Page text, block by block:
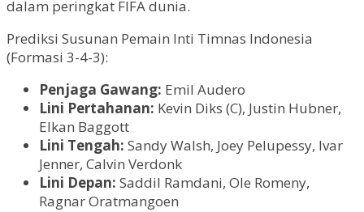
dalam peringkat FIFA dunia.
Prediksi Susunan Pemain Inti Timnas Indonesia
(Formasi 3-4-3):
Penjaga Gawang: Emil Audero
Lini Pertahanan: Kevin Diks (C), Justin Hubner,
Elkan Baggott
Lini Tengah: Sandy Walsh, Joey Pelupessy, Ivar
Jenner, Calvin Verdonk
Lini Depan: Saddil Ramdani, Ole Romeny,
Ragnar Oratmangoen